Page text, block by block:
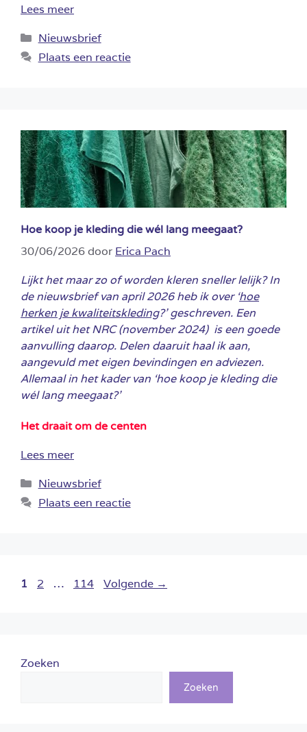
Lees meer
Categorieën
Nieuwsbrief
Plaats een reactie
Hoe koop je kleding die wél lang meegaat?
30/06/2026door Erica Pach
Lijkt het maar zo of worden kleren sneller lelijk? In
de nieuwsbrief van april 2026 heb ik over ‘hoe
herken je kwaliteitskleding?’ geschreven. Een
artikel uit het NRC (november 2024) is een goede
aanvulling daarop. Delen daaruit haal ik aan,
aangevuld met eigen bevindingen en adviezen.
Allemaal in het kader van ‘hoe koop je kleding die
wél lang meegaat?’
Het draait om de centen
Lees meer
Categorieën
Nieuwsbrief
Plaats een reactie
Pagina
1 Pagina
2 … Pagina
114 Volgende →
Zoeken
Zoeken